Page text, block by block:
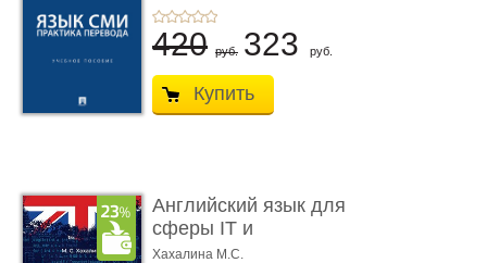
420 руб. 323 руб.
Купить
Английский язык для
сферы IT и
программистов. У� ...
Хахалина М.С.